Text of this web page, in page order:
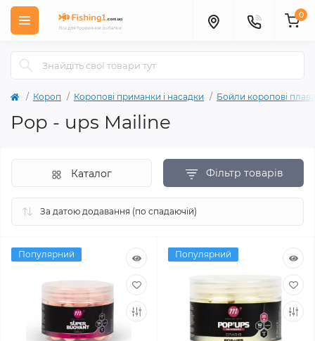
0
Короп Коропові приманки і насадки Бойли коропові
Pop - ups Mailine
Фільтр товарів
Каталог
Популярний Популярний